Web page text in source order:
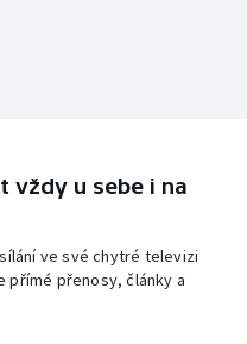
vždy u sebe i na
ve své chytré televizi
přímé přenosy, články a